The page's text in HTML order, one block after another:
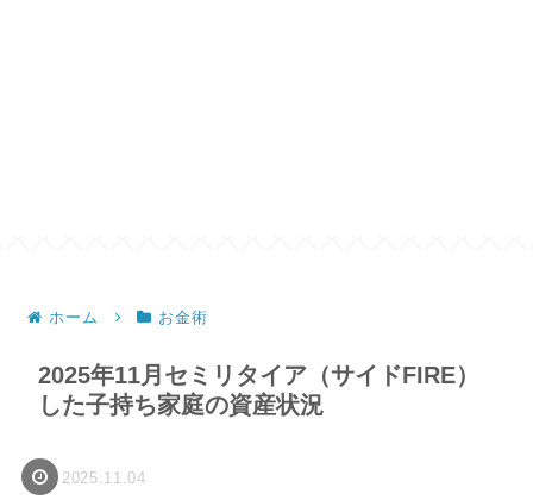
ホーム お金術
2025年11月セミリタイア（サイドFIRE）
した子持ち家庭の資産状況
2025.11.04